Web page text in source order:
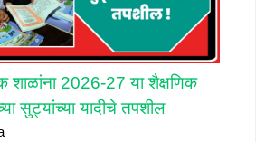
शाळांना 2026-27 या शैक्षणिक
सुट्यांच्या यादीचे तपशील